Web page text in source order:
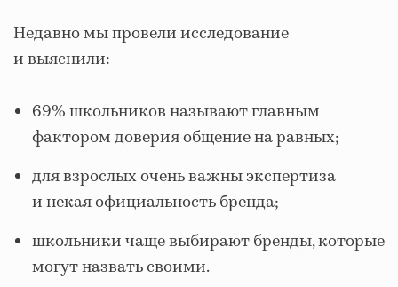
Недавно мы провели исследование
и выяснили:
69% школьников называют главным
фактором доверия общение на равных;
для взрослых очень важны экспертиза
и некая официальность бренда;
школьники чаще выбирают бренды, которые
могут назвать своими.